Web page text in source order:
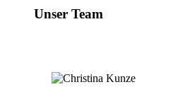
Unser Team